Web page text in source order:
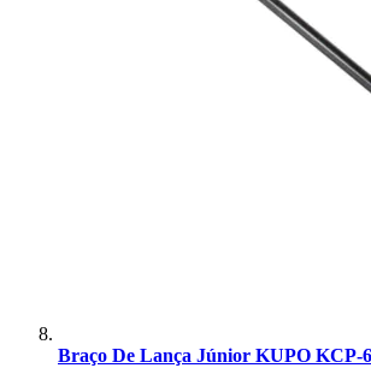
Braço De Lança Júnior KUPO KCP-